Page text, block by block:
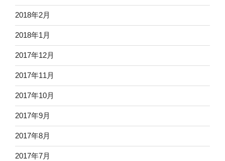
2018年2月
2018年1月
2017年12月
2017年11月
2017年10月
2017年9月
2017年8月
2017年7月